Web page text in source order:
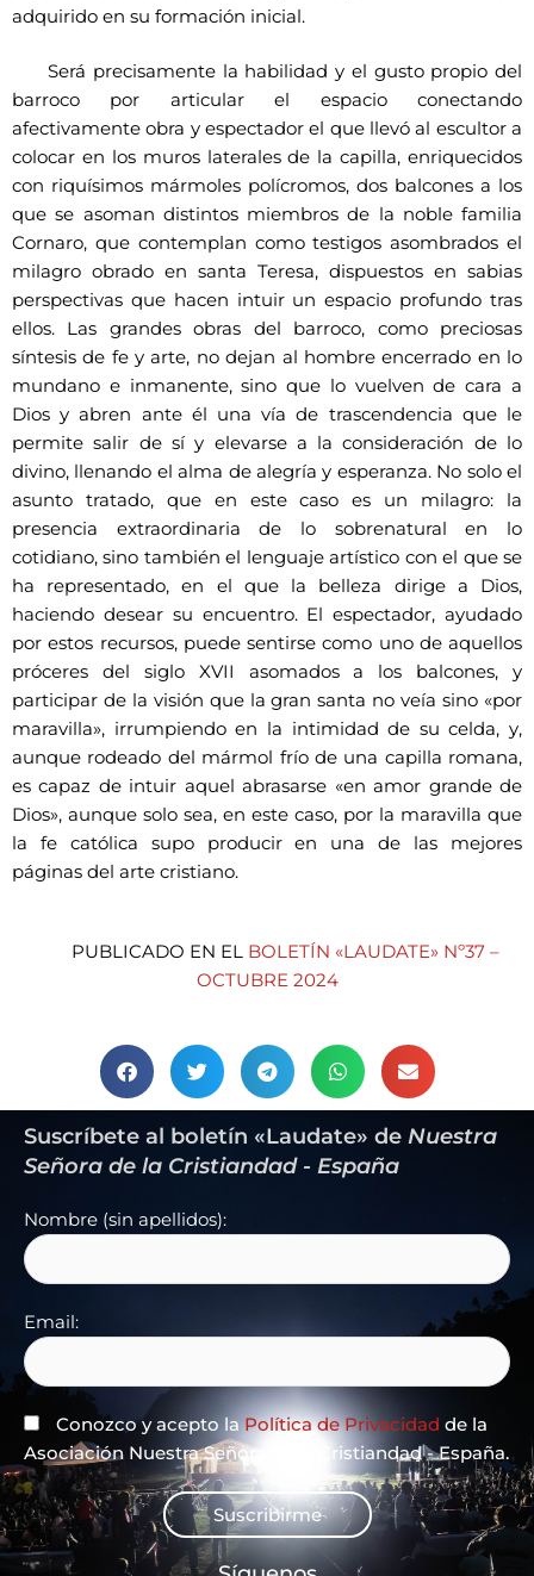
adquirido en su formación inicial.
Será precisamente la habilidad y el gusto propio del
barroco por articular el espacio conectando
afectivamente obra y espectador el que llevó al escultor a
colocar en los muros laterales de la capilla, enriquecidos
con riquísimos mármoles polícromos, dos balcones a los
que se asoman distintos miembros de la noble familia
Cornaro, que contemplan como testigos asombrados el
milagro obrado en santa Teresa, dispuestos en sabias
perspectivas que hacen intuir un espacio profundo tras
ellos. Las grandes obras del barroco, como preciosas
síntesis de fe y arte, no dejan al hombre encerrado en lo
mundano e inmanente, sino que lo vuelven de cara a
Dios y abren ante él una vía de trascendencia que le
permite salir de sí y elevarse a la consideración de lo
divino, llenando el alma de alegría y esperanza. No solo el
asunto tratado, que en este caso es un milagro: la
presencia extraordinaria de lo sobrenatural en lo
cotidiano, sino también el lenguaje artístico con el que se
ha representado, en el que la belleza dirige a Dios,
haciendo desear su encuentro. El espectador, ayudado
por estos recursos, puede sentirse como uno de aquellos
próceres del siglo XVII asomados a los balcones, y
participar de la visión que la gran santa no veía sino «por
maravilla», irrumpiendo en la intimidad de su celda, y,
aunque rodeado del mármol frío de una capilla romana,
es capaz de intuir aquel abrasarse «en amor grande de
Dios», aunque solo sea, en este caso, por la maravilla que
la fe católica supo producir en una de las mejores
páginas del arte cristiano.
PUBLICADO EN EL BOLETÍN «LAUDATE» Nº37 –
OCTUBRE 2024
Suscríbete al boletín «Laudate» de Nuestra
Señora de la Cristiandad - España
Nombre (sin apellidos):
Email:
Conozco y acepto la Política de Privacidad de la
Asociación Nuestra Señora de la Cristiandad - España.
Suscribirme